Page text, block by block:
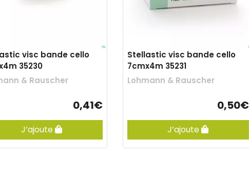
visc bande cello
35230
& Rauscher
0,41€
J’ajoute
Stellastic visc bande cello
7cmx4m 35231
Lohmann & Rauscher
0,50€
J’ajoute